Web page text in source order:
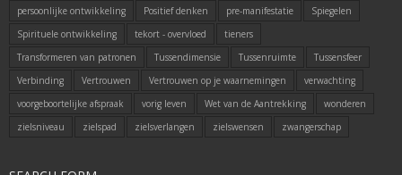
persoonlijke ontwikkeling
Positief denken pre-manifestatie
Spiegelen
Spirituele ontwikkeling
tekort - overvloed
tieners
Transformeren van patronen
Tussendimensie Tussenruimte
Tussensfeer
Verbinding
Vertrouwen Vertrouwen op je waarnemingen
verwachting
voorgeboortelijke afspraak
vorig leven Wet van de Aantrekking
wonderen
zielsniveau
zielspad zielsverlangen zielswensen zwangerschap